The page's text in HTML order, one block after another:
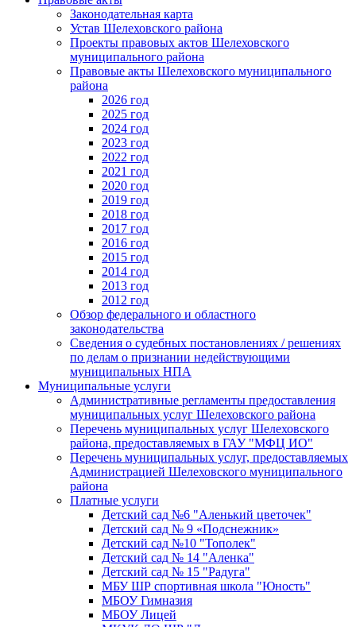
Законодательная карта
Устав Шелеховского района
Проекты правовых актов Шелеховского
муниципального района
Правовые акты Шелеховского муниципального
района
2026 год
2025 год
2024 год
2023 год
2022 год
2021 год
2020 год
2019 год
2018 год
2017 год
2016 год
2015 год
2014 год
2013 год
2012 год
Обзор федерального и областного
законодательства
Сведения о судебных постановлениях / решениях
по делам о признании недействующими
муниципальных НПА
Муниципальные услуги
Административные регламенты предоставления
муниципальных услуг Шелеховского района
Перечень муниципальных услуг Шелеховского
района, предоставляемых в ГАУ "МФЦ ИО"
Перечень муниципальных услуг, предоставляемых
Администрацией Шелеховского муниципального
района
Платные услуги
Детский сад №6 "Аленький цветочек"
Детский сад № 9 «Подснежник»
Детский сад №10 "Тополек"
Детский сад № 14 "Аленка"
Детский сад № 15 "Радуга"
МБУ ШР спортивная школа "Юность"
МБОУ Гимназия
МБОУ Лицей